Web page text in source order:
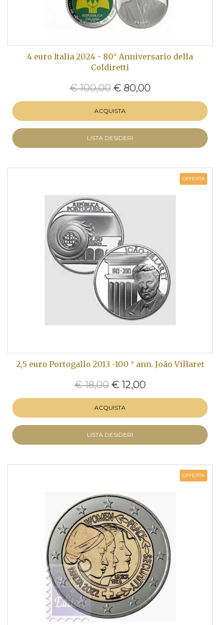
4 euro Italia 2024 - 80° Anniversario della
Coldiretti
€ 100,00€ 80,00
ACQUISTA
LISTA DESIDERI
OFFERTA
2,5 euro Portogallo 2013 -100 ° ann. João Villaret
€ 18,00€ 12,00
ACQUISTA
LISTA DESIDERI
OFFERTA